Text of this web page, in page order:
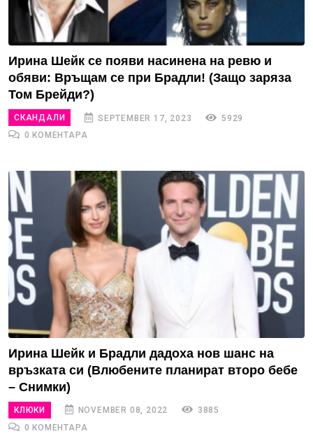
Ирина Шейк се появи насинена на ревю и
обяви: Връщам се при Брадли! (Защо заряза
Том Брейди?)
СКАНДАЛИ SEPTEMBER 17, 2023
5929
0 КОМЕНТАРА
Ирина Шейк и Брадли дадоха нов шанс на
връзката си (Влюбените планират второ бебе
– Снимки)
КЛЮКИ NOVEMBER 08, 2022
3885
0 КОМЕНТАРА